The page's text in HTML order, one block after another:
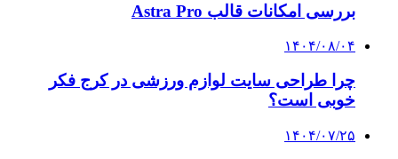
بررسی امکانات قالب Astra Pro
۱۴۰۴/۰۸/۰۴
چرا طراحی سایت لوازم ورزشی در کرج فکر
خوبی است؟
۱۴۰۴/۰۷/۲۵